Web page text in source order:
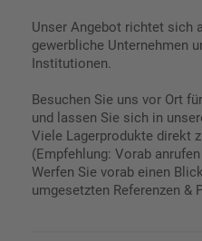
Unser Angebot richtet sich
gewerbliche Unternehmen
Institutionen.
Besuchen Sie uns vor Ort
und lassen Sie sich in
Viele Lagerprodukte direkt
(Empfehlung: Vorab
Werfen Sie vorab einen
umgesetzten Referenzen &